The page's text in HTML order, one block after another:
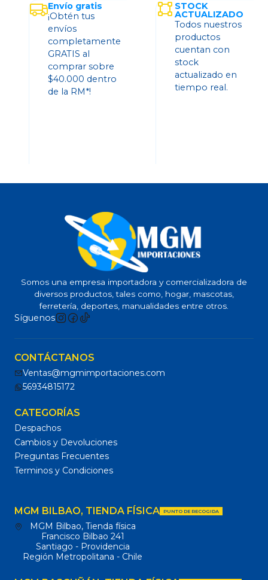
Envío gratis
¡Obtén tus
envíos
completamente
GRATIS al
comprar sobre
$40.000 dentro
de la RM*!
STOCK
ACTUALIZADO
Todos nuestros
productos
cuentan con
stock
actualizado en
tiempo real.
Somos una empresa importadora y comercializadora de
diversos productos, tales como, hogar, mascotas,
ferretería, deportes, manualidades entre otros.
Síguenos
CONTÁCTANOS
Ventas@mgmimportaciones.com
56934815172
CATEGORÍAS
Despachos
Cambios y Devoluciones
Preguntas Frecuentes
Terminos y Condiciones
MGM BILBAO, TIENDA FÍSICA PUNTO DE RECOGIDA
MGM Bilbao, Tienda física
Francisco Bilbao 241
Santiago - Providencia
Región Metropolitana - Chile